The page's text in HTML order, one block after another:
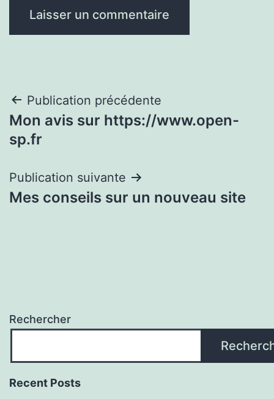
Navigation
de
Publication précédente
Mon avis sur https://www.open-
sp.fr
Publication suivante
Mes conseils sur un nouveau site
Rechercher
Recent Posts